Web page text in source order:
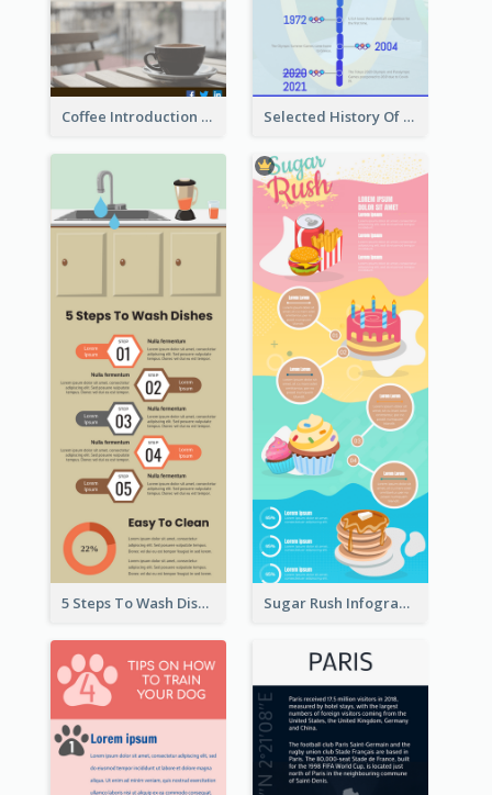
Coffee Introduction Timeline Infographic Selected History Of Olympics Timeline Infographic
5 Steps To Wash Dishes Infographic Sugar Rush Infographic Template